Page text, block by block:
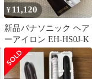
¥ 11,120
新品パナソニック ヘア
ーアイロン EH-HS0J-K